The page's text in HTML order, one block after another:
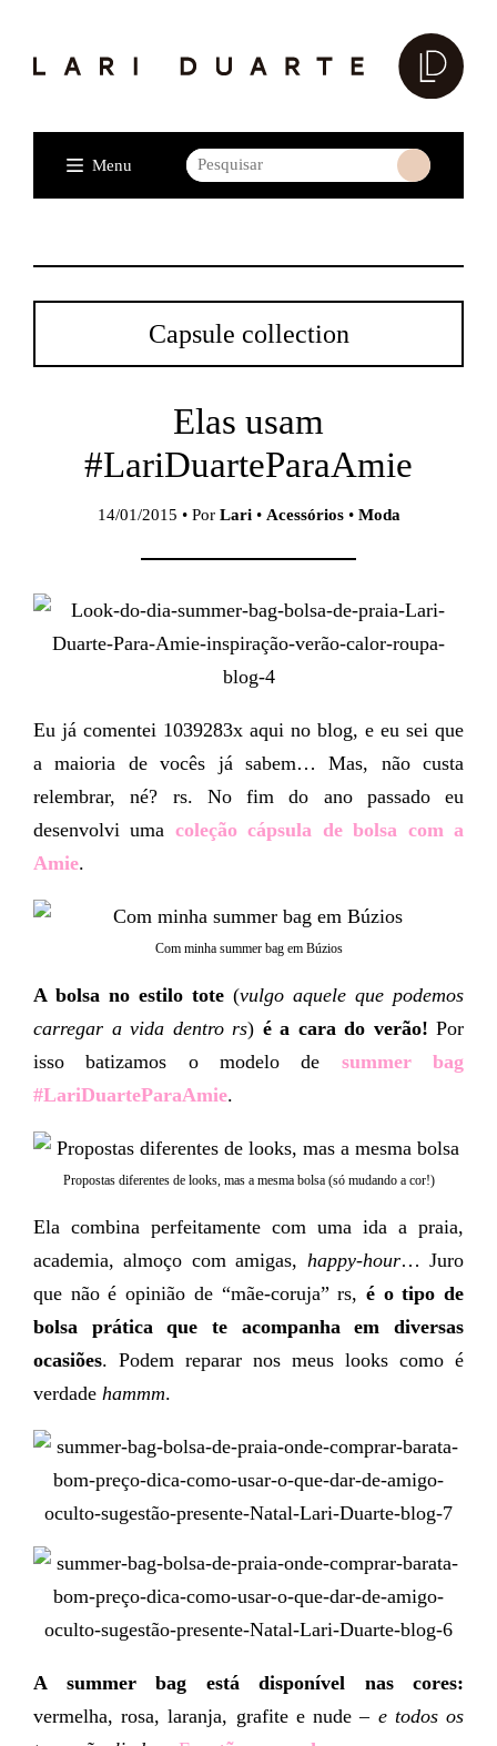
Menu
Capsule collection
Elas usam
#LariDuarteParaAmie
14/01/2015 • Por Lari• Acessórios• Moda
Eu já comentei 1039283x aqui no blog, e eu sei que
a maioria de vocês já sabem… Mas, não custa
relembrar, né? rs. No fim do ano passado eu
desenvolvi uma coleção cápsula de bolsa com a
Amie.
Com minha summer bag em Búzios
A bolsa no estilo tote (vulgo aquele que podemos
carregar a vida dentro rs) é a cara do verão! Por
isso batizamos o modelo de summer bag
#LariDuarteParaAmie.
Propostas diferentes de looks, mas a mesma bolsa (só mudando a cor!)
Ela combina perfeitamente com uma ida a praia,
academia, almoço com amigas, happy-hour… Juro
que não é opinião de “mãe-coruja” rs, é o tipo de
bolsa prática que te acompanha em diversas
ocasiões. Podem reparar nos meus looks como é
verdade hammm.
A summer bag está disponível nas cores:
vermelha, rosa, laranja, grafite e nude – e todos os